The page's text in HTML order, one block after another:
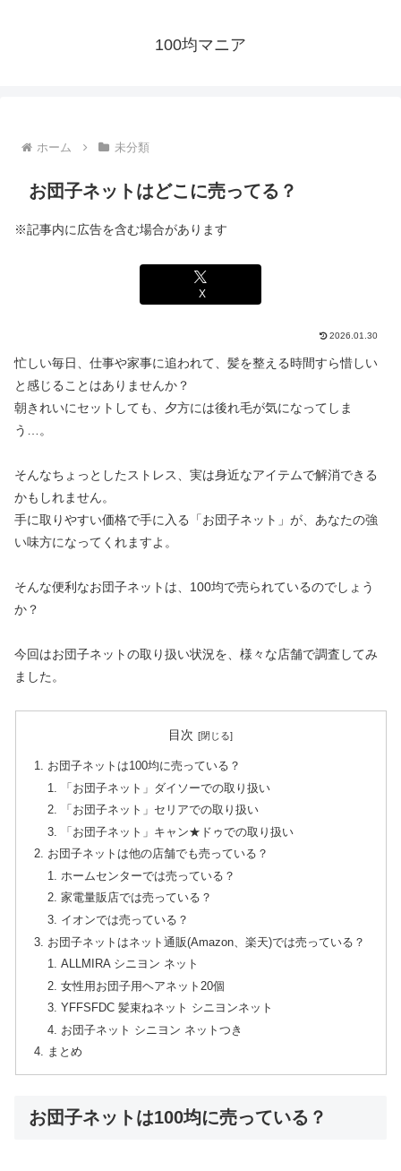
100均マニア
ホーム 未分類
お団子ネットはどこに売ってる？
※記事内に広告を含む場合があります
X
2026.01.30
忙しい毎日、仕事や家事に追われて、髪を整える時間すら惜しい
と感じることはありませんか？
朝きれいにセットしても、夕方には後れ毛が気になってしま
う…。
そんなちょっとしたストレス、実は身近なアイテムで解消できる
かもしれません。
手に取りやすい価格で手に入る「お団子ネット」が、あなたの強
い味方になってくれますよ。
そんな便利なお団子ネットは、100均で売られているのでしょう
か？
今回はお団子ネットの取り扱い状況を、様々な店舗で調査してみ
ました。
目次
お団子ネットは100均に売っている？
「お団子ネット」ダイソーでの取り扱い
「お団子ネット」セリアでの取り扱い
「お団子ネット」キャン★ドゥでの取り扱い
お団子ネットは他の店舗でも売っている？
ホームセンターでは売っている？
家電量販店では売っている？
イオンでは売っている？
お団子ネットはネット通販(Amazon、楽天)では売っている？
ALLMIRA シニヨン ネット
女性用お団子用ヘアネット20個
YFFSFDC 髪束ねネット シニヨンネット
お団子ネット シニヨン ネットつき
まとめ
お団子ネットは100均に売っている？